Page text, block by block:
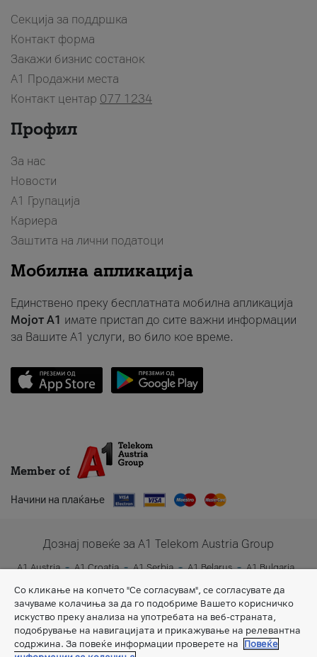
Секција за поддршка
Контакт форма
Закажи бизнис состанок
A1 Продажни места
Контакт центар 077 1234
Профил
За нас
Новости
А1 Групација
Кариера
Заштита на лични податоци
Мобилна апликација
Единствено преку бесплатната мобилна апликација
Мојот A1 имате пристап до сите важни информации
за Вашите A1 услуги, во било кое време.
Member of
Начини на плаќање
Дознај повеќе за A1 Telekom Austria Group
A1 Austria A1 Croatia A1 Serbia A1 Belarus
A1 Bulgaria
Со кликање на копчето "Се согласувам", се согласувате да
зачуваме колачиња за да го подобриме Вашето корисничко
искуство преку анализа на употребата на веб-страната,
подобрување на навигацијата и прикажување на релевантна
содржина. За повеќе информации проверете на
Повеќе